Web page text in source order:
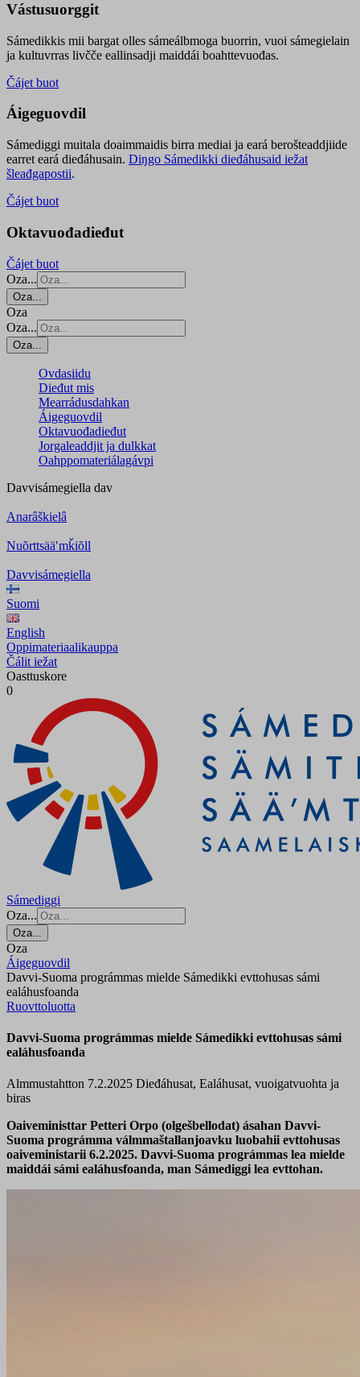
Vástusuorggit
Sámedikkis mii bargat olles sámeálbmoga buorrin, vuoi sámegielain
ja kultuvrras livčče eallinsadji maiddái boahttevuođas.
Čájet buot
Áigeguovdil
Sámediggi muitala doaimmaidis birra mediai ja eará berošteaddjiide
earret eará dieđáhusain. Diŋgo Sámedikki dieđáhusaid iežat
šleađgapostii.
Čájet buot
Oktavuođadieđut
Čájet buot
Oza...
Oza...
Oza
Oza...
Oza...
Ovdasiidu
Dieđut mis
Mearrádusdahkan
Áigeguovdil
Oktavuođadieđut
Jorgaleaddjit ja dulkkat
Oahppomateriálagávpi
Davvisámegiella dav
Anarâškielâ
Nuõrttsääʹmǩiõll
Davvisámegiella
Suomi
English
Oppimateriaalikauppa
Čálit iežat
Oasttuskore
0
Sámediggi
Oza...
Oza...
Oza
Áigeguovdil
Davvi-Suoma prográmmas mielde Sámedikki evttohusas sámi
ealáhusfoanda
Ruovttoluotta
Davvi-Suoma prográmmas mielde Sámedikki evttohusas sámi
ealáhusfoanda
Almmustahtton 7.2.2025 Dieđáhusat, Ealáhusat, vuoigatvuohta ja
biras
Oaiveministtar Petteri Orpo (olgešbellodat) ásahan Davvi-
Suoma prográmma válmmaštallanjoavku luobahii evttohusas
oaiveministarii 6.2.2025. Davvi-Suoma prográmmas lea mielde
maiddái sámi ealáhusfoanda, man Sámediggi lea evttohan.